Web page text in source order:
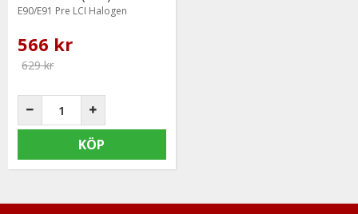
E90/E91 Pre LCI Halogen
566 kr
629 kr
KÖP